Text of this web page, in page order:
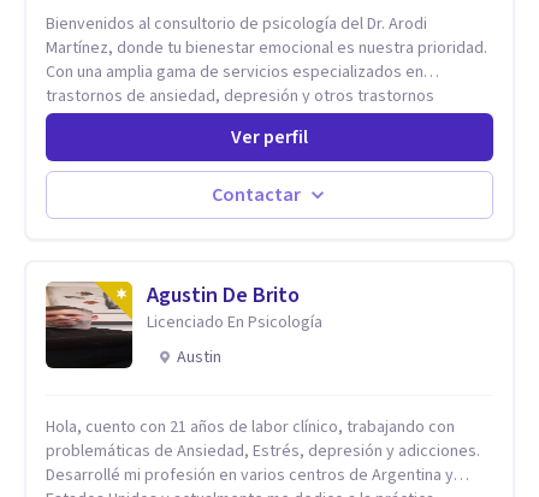
Bienvenidos al consultorio de psicología del Dr. Arodi
Martínez, donde tu bienestar emocional es nuestra prioridad.
Con una amplia gama de servicios especializados en
trastornos de ansiedad, depresión y otros trastornos
emocionales, estamos dedicados a ofrecerte el mejor
tratamiento para mejorar tu salud mental. En nuestro
consultorio, ofrecemos una variedad de terapias y
tratamientos diseñados para satisfacer tus necesidades
específicas: Terapia para Trastornos de Ansiedad y
para ayudarte a recuperar tu bienestar emocional. Terapia
Individual, de Pareja y Familiar: Trabajamos contigo y tus
seres queridos para fortalecer las relaciones y mejorar la
dinámica familiar. Evaluaciones Psicológicas y Terapias
Terapia de exposición Terapia de juego para niños
Tratamiento de Traumas y Trastornos de Estrés
Postraumático: Ofrecemos apoyo psicológico para ayudarte
Ver perfil
Contactar
Agustin De Brito
Licenciado En Psicología
Austin
Hola, cuento con 21 años de labor clínico, trabajando con
problemáticas de Ansiedad, Estrés, depresión y adicciones.
Desarrollé mi profesión en varios centros de Argentina y